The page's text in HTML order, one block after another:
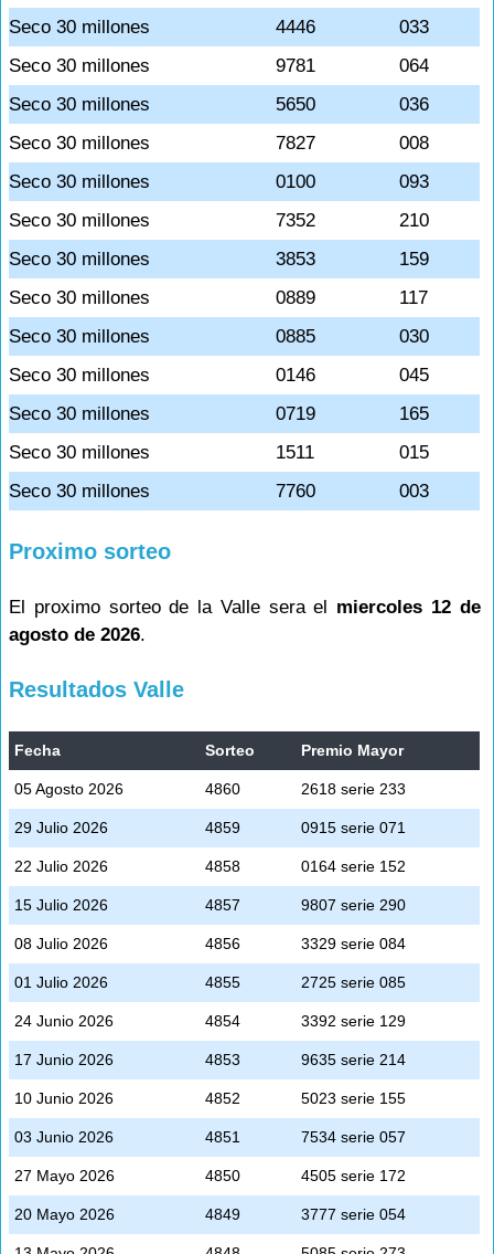
Seco 30 millones
4446
033
Seco 30 millones
9781
064
Seco 30 millones
5650
036
Seco 30 millones
7827
008
Seco 30 millones
0100
093
Seco 30 millones
7352
210
Seco 30 millones
3853
159
Seco 30 millones
0889
117
Seco 30 millones
0885
030
Seco 30 millones
0146
045
Seco 30 millones
0719
165
Seco 30 millones
1511
015
Seco 30 millones
7760 003
Proximo sorteo
El proximo sorteo de la Valle sera el miercoles 12 de
agosto de 2026.
Resultados Valle
Fecha Sorteo Premio Mayor
05 Agosto 2026 4860 2618 serie 233
29 Julio 2026 4859 0915 serie 071
22 Julio 2026 4858 0164 serie 152
15 Julio 2026 4857 9807 serie 290
08 Julio 2026 4856 3329 serie 084
01 Julio 2026 4855 2725 serie 085
24 Junio 2026 4854 3392 serie 129
17 Junio 2026 4853 9635 serie 214
10 Junio 2026 4852 5023 serie 155
03 Junio 2026 4851 7534 serie 057
27 Mayo 2026 4850 4505 serie 172
20 Mayo 2026 4849 3777 serie 054